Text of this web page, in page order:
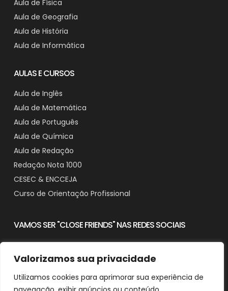
Valorizamos sua privacidade
Utilizamos cookies para aprimorar sua experiência de
Aula de Física
Aula de Geografia
Aula de História
Aula de Informática
AULAS E CURSOS
Aula de Inglês
Aula de Matemática
Aula de Português
Aula de Química
Aula de Redação
Redação Nota 1000
CESEC & ENCCEJA
Curso de Orientação Profissional
VAMOS SER "CLOSE FRIENDS" NAS REDES SOCIAIS
Contato